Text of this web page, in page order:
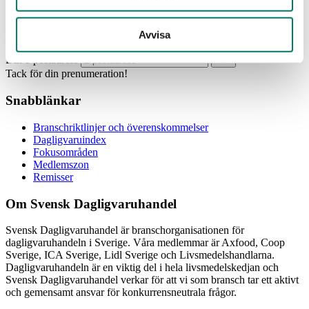
Avvisa
Din e-postadress
Tack för din prenumeration!
Snabblänkar
Branschriktlinjer och överenskommelser
Dagligvaruindex
Fokusområden
Medlemszon
Remisser
Om Svensk Dagligvaruhandel
Svensk Dagligvaruhandel är branschorganisationen för
dagligvaruhandeln i Sverige. Våra medlemmar är Axfood, Coop
Sverige, ICA Sverige, Lidl Sverige och Livsmedelshandlarna.
Dagligvaruhandeln är en viktig del i hela livsmedelskedjan och
Svensk Dagligvaruhandel verkar för att vi som bransch tar ett aktivt
och gemensamt ansvar för konkurrensneutrala frågor.